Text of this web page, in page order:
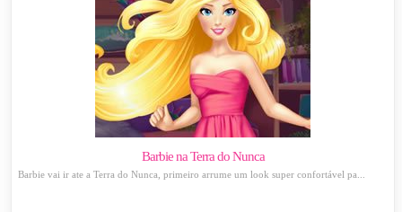
Barbie na Terra do Nunca
Barbie vai ir ate a Terra do Nunca, primeiro arrume um look super confortável pa...